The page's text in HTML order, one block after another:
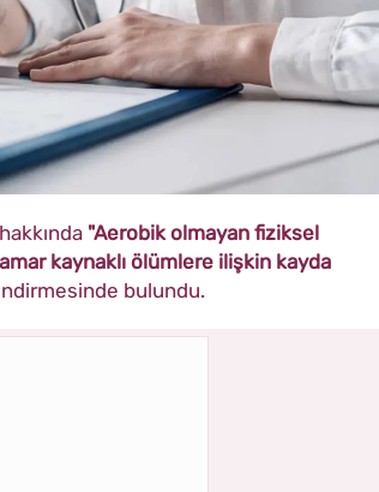
"Aerobik olmayan fiziksel
kaynaklı ölümlere ilişkin kayda
bulundu.